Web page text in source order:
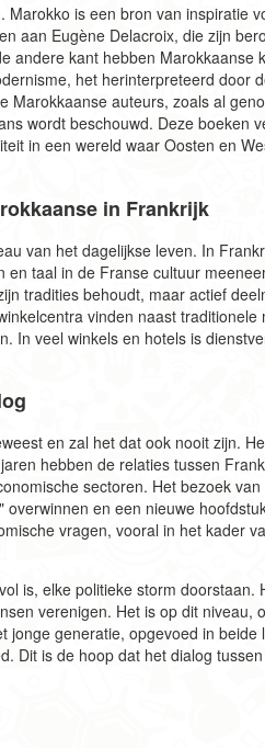
is een bron van inspiratie
aan Eugène Delacroix, die zijn
andere kant hebben Marokkaanse
het herinterpreteerd door
auteurs, zoals al
wordt beschouwd. Deze boeken
in een wereld waar Oosten en
in Frankrijk
van het dagelijkse leven. In
taal in de Franse cultuur
tradities behoudt, maar actief
vinden naast
In veel winkels en hotels is
en zal het dat ook nooit zijn.
hebben de relaties tussen
sectoren. Het bezoek
en een nieuwe
vragen, vooral in het kader
is, elke politieke storm doorstaan.
verenigen. Het is op dit niveau,
jonge generatie, opgevoed in
Dit is de hoop dat het dialog